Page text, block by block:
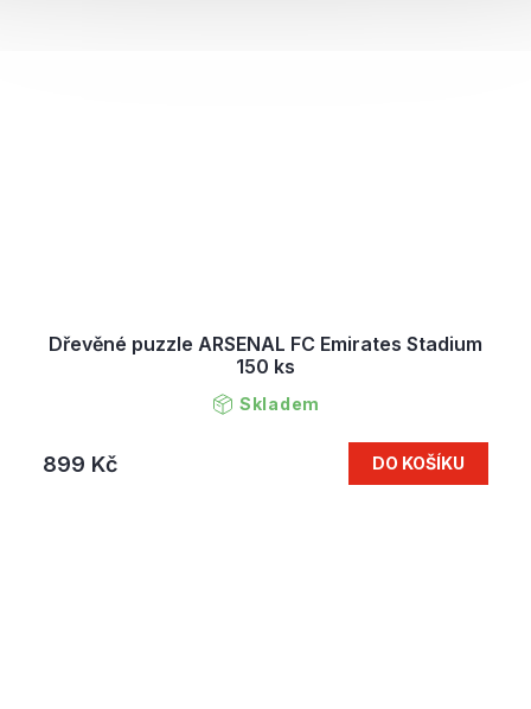
Dřevěné puzzle ARSENAL FC Emirates Stadium
150 ks
Skladem
899 Kč DO KOŠÍKU